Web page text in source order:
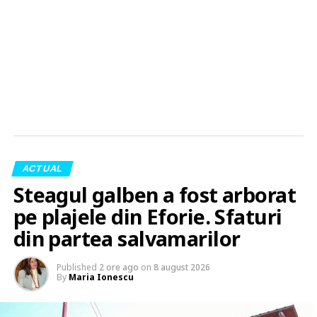
ACTUAL
Steagul galben a fost arborat
pe plajele din Eforie. Sfaturi
din partea salvamarilor
Published 2 ore ago on 8 august 2026
By Maria Ionescu